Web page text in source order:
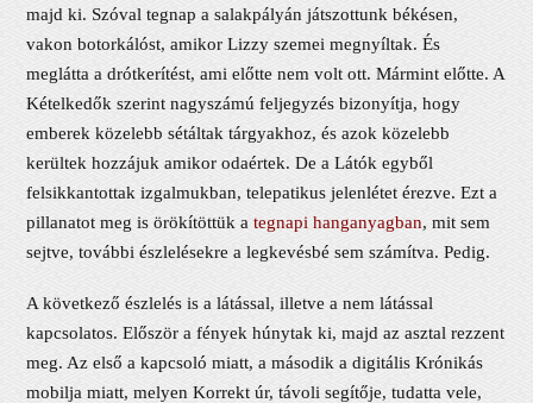
majd ki. Szóval tegnap a salakpályán játszottunk békésen,
vakon botorkálóst, amikor Lizzy szemei megnyíltak. És
meglátta a drótkerítést, ami előtte nem volt ott. Mármint előtte. A
Kételkedők szerint nagyszámú feljegyzés bizonyítja, hogy
emberek közelebb sétáltak tárgyakhoz, és azok közelebb
kerültek hozzájuk amikor odaértek. De a Látók egyből
felsikkantottak izgalmukban, telepatikus jelenlétet érezve. Ezt a
pillanatot meg is örökítöttük ategnapi hanganyagban, mit sem
sejtve, további észlelésekre a legkevésbé sem számítva. Pedig.
A következő észlelés is a látással, illetve a nem látással
kapcsolatos. Először a fények húnytak ki, majd az asztal rezzent
meg. Az első a kapcsoló miatt, a második a digitális Krónikás
mobilja miatt, melyen Korrekt úr, távoli segítője, tudatta vele,